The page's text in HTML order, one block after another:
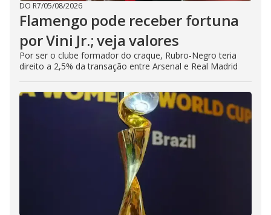
DO R7/05/08/2026
Flamengo pode receber fortuna
por Vini Jr.; veja valores
Por ser o clube formador do craque, Rubro-Negro teria
direito a 2,5% da transação entre Arsenal e Real Madrid